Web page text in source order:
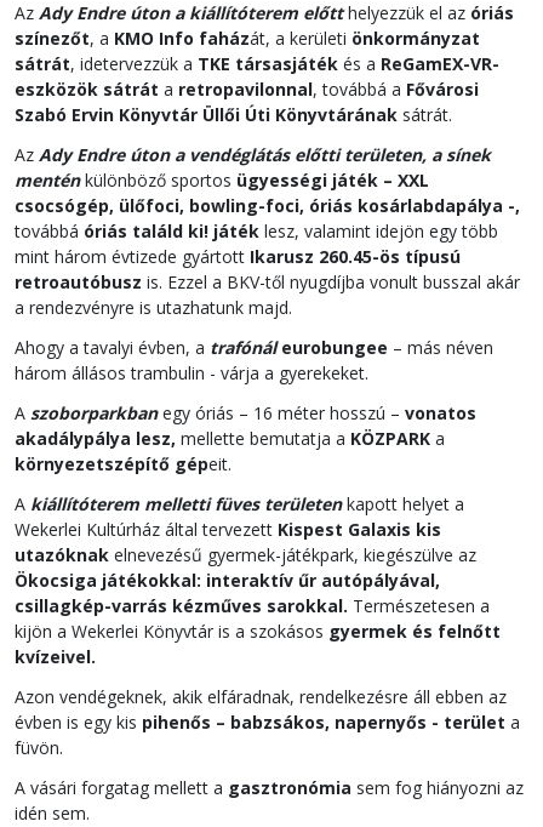
Az Ady Endre úton a kiállítóterem előtthelyezzük el az óriás
színezőt, a KMO Info faházát, a kerületi önkormányzat
sátrát, idetervezzük a TKE társasjáték és a ReGamEX-VR-
eszközök sátrát a retropavilonnal, továbbá a Fővárosi
Szabó Ervin Könyvtár Üllői Úti Könyvtárának sátrát.
Az Ady Endre úton a vendéglátás előtti területen, a sínek
mentén különböző sportos ügyességi játék – XXL
csocsógép, ülőfoci, bowling-foci, óriás kosárlabdapálya -,
továbbá óriás találd ki! játék lesz, valamint idejön egy több
mint három évtizede gyártott Ikarusz 260.45-ös típusú
retroautóbusz is. Ezzel a BKV-től nyugdíjba vonult busszal akár
a rendezvényre is utazhatunk majd.
Ahogy a tavalyi évben, a trafónáleurobungee – más néven
három állásos trambulin - várja a gyerekeket.
A szoborparkbanegy óriás – 16 méter hosszú – vonatos
akadálypálya lesz, mellette bemutatja a KÖZPARK a
környezetszépítő gépeit.
A kiállítóterem melletti füves területenkapott helyet a
Wekerlei Kultúrház által tervezett Kispest Galaxis kis
utazóknak elnevezésű gyermek-játékpark, kiegészülve az
Ökocsiga játékokkal: interaktív űr autópályával,
csillagkép-varrás kézműves sarokkal. Természetesen a
kijön a Wekerlei Könyvtár is a szokásos gyermek és felnőtt
kvízeivel.
Azon vendégeknek, akik elfáradnak, rendelkezésre áll ebben az
évben is egy kis pihenős – babzsákos, napernyős - terület a
füvön.
A vásári forgatag mellett a gasztronómia sem fog hiányozni az
idén sem.